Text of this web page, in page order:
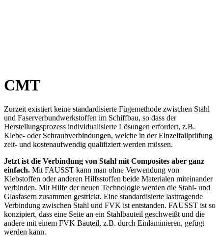
CMT
Zurzeit existiert keine standardisierte Fügemethode zwischen Stahl
und Faserverbundwerkstoffen im Schiffbau, so dass der
Herstellungsprozess individualisierte Lösungen erfordert, z.B.
Klebe- oder Schraubverbindungen, welche in der Einzelfallprüfung
zeit- und kostenaufwendig qualifiziert werden müssen.
Jetzt ist die Verbindung von Stahl mit Composites aber ganz
einfach. Mit FAUSST kann man ohne Verwendung von
Klebstoffen oder anderen Hilfsstoffen beide Materialen miteinander
verbinden. Mit Hilfe der neuen Technologie werden die Stahl- und
Glasfasern zusammen gestrickt. Eine standardisierte lasttragende
Verbindung zwischen Stahl und FVK ist entstanden. FAUSST ist so
konzipiert, dass eine Seite an ein Stahlbauteil geschweißt und die
andere mit einem FVK Bauteil, z.B. durch Einlaminieren, gefügt
werden kann.